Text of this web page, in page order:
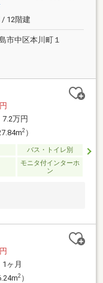
12階建
市中区本川町１
7.2万円
2）
バス・トイレ別
モニタ付インターホ
ン
1ヶ月
2）